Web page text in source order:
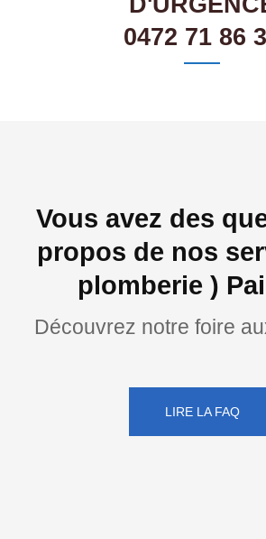
0472 71 86
Vous avez des
propos de nos
plomberie )
Découvrez notre foire
LIRE LA FAQ